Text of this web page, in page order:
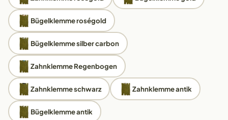
Bügelklemme roségold
Bügelklemme silber carbon
Zahnklemme Regenbogen
Zahnklemme schwarz Zahnklemme antik
Bügelklemme antik